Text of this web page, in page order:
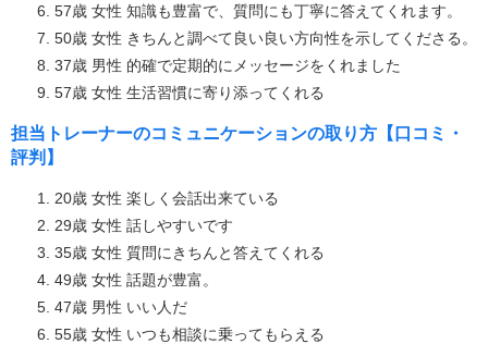
57歳 女性 知識も豊富で、質問にも丁寧に答えてくれます。
50歳 女性 きちんと調べて良い良い方向性を示してくださる。
37歳 男性 的確で定期的にメッセージをくれました
57歳 女性 生活習慣に寄り添ってくれる
担当トレーナーのコミュニケーションの取り方【口コミ・
評判】
20歳 女性 楽しく会話出来ている
29歳 女性 話しやすいです
35歳 女性 質問にきちんと答えてくれる
49歳 女性 話題が豊富。
47歳 男性 いい人だ
55歳 女性 いつも相談に乗ってもらえる